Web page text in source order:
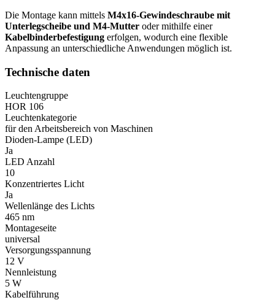
Die Montage kann mittels M4x16-Gewindeschraube mit
Unterlegscheibe und M4-Mutter oder mithilfe einer
Kabelbinderbefestigung erfolgen, wodurch eine flexible
Anpassung an unterschiedliche Anwendungen möglich ist.
Technische daten
Leuchtengruppe
HOR 106
Leuchtenkategorie
für den Arbeitsbereich von Maschinen
Dioden-Lampe (LED)
Ja
LED Anzahl
10
Konzentriertes Licht
Ja
Wellenlänge des Lichts
465 nm
Montageseite
universal
Versorgungsspannung
12 V
Nennleistung
5 W
Kabelführung